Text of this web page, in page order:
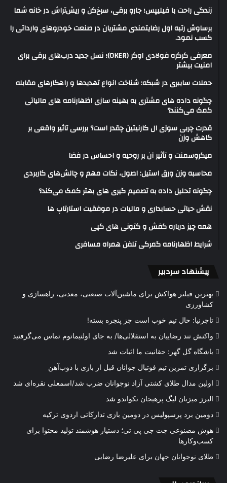
زندگی راحت با فیلیپس؛ جارو برقی، سرخ‌کن و ریش‌تراش در خانه شما
برساوش رتبه اول رضایتمندی مشتریان در صنعت خودروهای وارداتی را
کسب نمود.
معرفی کرکره فولادی اوکر (OKER)؛ نسل جدید درب‌های برقی برای
امنیت بیشتر
حملات سایبری در شبکه: شناخت انواع تهدیدها و راهکارهای مقابله
چگونه داده های مشتری به بهینه سازی اظهارنامه های مالیاتی
کمک می‌کنند؟
قدرت چربی سوزی ال کارنیتین چقدر است؟ بررسی تاثیر واقعی بر
کاهش وزن
میکروسمنت و تأثیر آن بر روحیه و احساس در فضا
محاسبه وزن ورق استیل: اصول، نکات مهم و چالش‌های کاربردی
چگونه تحلیل داده به تصمیم گیری های بهتر کمک می‌کند؟
نقش حیاتی حسابداری و مالیات در موفقیت استارتاپ ها
همه چیز درباره کفش و کتونی های کپی
شرایط اظهارنامه گمرکی تلفن همراه مسافری
پیشنهاد سردبیر
بهترین فیلتر هواکش برای ماشین‌آلات صنعتی، معدنی، راهسازی و
کشاورزی
تاجرنیا: حال تیم خوب است جز پنجره بسته!
واکنش تند رضاییان به استقلالی‌ها/ به جای اولتیماتوم تماس می‌گرفتید
باشگاه گل گهر: حقانیت ما اثبات شد
برگزاری تمرین تیم فوتبال جوانان قبل از بازی با ذوب‌آهن
اولین مدال طلای کشتی آزاد نوجوانان ضرب شد/اسمعلی نقره‌ای شد
البرز میزبان لیگ پرهیجان تکواندو شد
دومین برد پرسپولیس در دومین بازی تدارکاتی اردوی ترکیه
هوش مصنوعی چت جی پی تی؛ دستیار هوشمند تولید محتوا برای
کسب‌وکارها
طلای نوجوانان جهان برای علیرضا رضایی